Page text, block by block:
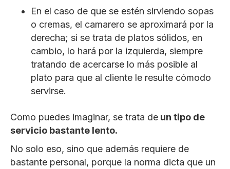
En el caso de que se estén sirviendo sopas
o cremas, el camarero se aproximará por la
derecha; si se trata de platos sólidos, en
cambio, lo hará por la izquierda, siempre
tratando de acercarse lo más posible al
plato para que al cliente le resulte cómodo
servirse.
Como puedes imaginar, se trata de un tipo de
servicio bastante lento.
No solo eso, sino que además requiere de
bastante personal, porque la norma dicta que un